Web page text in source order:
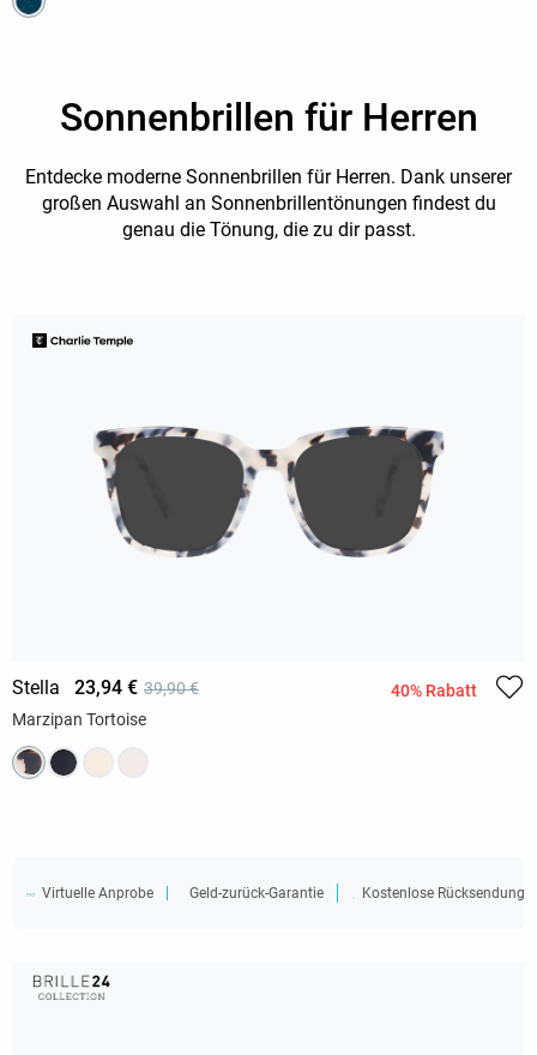
Sonnenbrillen für Herren
Entdecke moderne Sonnenbrillen für Herren. Dank unserer
großen Auswahl an Sonnenbrillentönungen findest du
genau die Tönung, die zu dir passt.
Stella 23,94 € 39,90 €
40% Rabatt
Marzipan Tortoise
Virtuelle Anprobe Geld-zurück-Garantie Kostenlose Rücksendung